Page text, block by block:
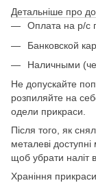
Детальніше про
Оплата на р/с
Банковской
Наличными
Не допускайте
розпиляйте на
одели прикраси.
Після того, як
металеві
щоб убрати наліт
Храніння